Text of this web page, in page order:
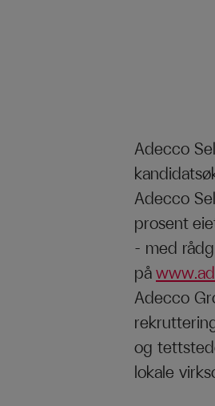
Adecco
Adecco
prosent
– med
på
Adecco
og
lokale